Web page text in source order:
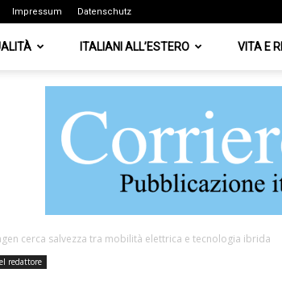
Impressum Datenschutz
ITALIANI ALL’ESTERO VITA E
cerca salvezza tra mobilità elettrica e tecnologia ibrida
redattore